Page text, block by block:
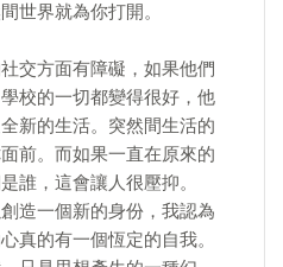
世界就為你打開。
交方面有障礙，如果他們
校的一切都變得很好，他
新的生活。突然間生活的
前。而如果一直在原來的
誰，這會讓人很壓抑。
造一個新的身份，我認為
真的有一個恆定的自我。